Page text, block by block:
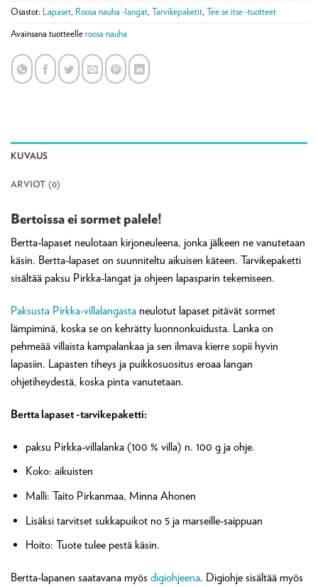
Osastot: Lapaset, Roosa nauha -langat, Tarvikepaketit, Tee se itse -tuotteet
Avainsana tuotteelle roosa nauha
KUVAUS
ARVIOT (0)
Bertoissa ei sormet palele!
Bertta-lapaset neulotaan kirjoneuleena, jonka jälkeen ne vanutetaan
käsin. Bertta-lapaset on suunniteltu aikuisen käteen. Tarvikepaketti
sisältää paksu Pirkka-langat ja ohjeen lapasparin tekemiseen.
Paksusta Pirkka-villalangasta neulotut lapaset pitävät sormet
lämpiminä, koska se on kehrätty luonnonkuidusta. Lanka on
pehmeää villaista kampalankaa ja sen ilmava kierre sopii hyvin
lapasiin. Lapasten tiheys ja puikkosuositus eroaa langan
ohjetiheydestä, koska pinta vanutetaan.
Bertta lapaset -tarvikepaketti:
paksu Pirkka-villalanka (100 % villa) n. 100 g ja ohje.
Koko: aikuisten
Malli: Taito Pirkanmaa, Minna Ahonen
Lisäksi tarvitset sukkapuikot no 5 ja marseille-saippuan
Hoito: Tuote tulee pestä käsin.
Bertta-lapanen saatavana myös digiohjeena. Digiohje sisältää myös